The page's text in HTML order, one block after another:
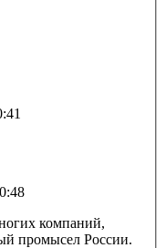
компаний,
промысел России.